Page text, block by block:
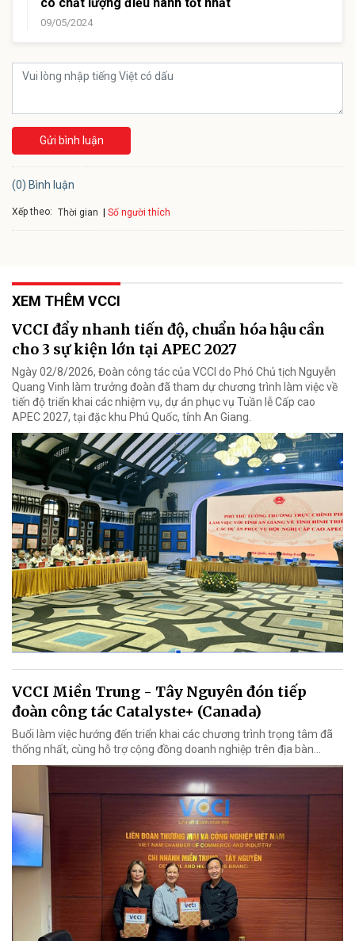
09/05/2024
Gửi bình luận
(0) Bình luận
Xếp theo: Thời gian Số người thích
XEM THÊM VCCI
VCCI đẩy nhanh tiến độ, chuẩn hóa hậu cần
cho 3 sự kiện lớn tại APEC 2027
Ngày 02/8/2026, Đoàn công tác của VCCI do Phó Chủ tịch Nguyễn
Quang Vinh làm trưởng đoàn đã tham dự chương trình làm việc về
tiến độ triển khai các nhiệm vụ, dự án phục vụ Tuần lễ Cấp cao
APEC 2027, tại đặc khu Phú Quốc, tỉnh An Giang.
VCCI Miền Trung - Tây Nguyên đón tiếp
đoàn công tác Catalyste+ (Canada)
Buổi làm việc hướng đến triển khai các chương trình trọng tâm đã
thống nhất, cùng hỗ trợ cộng đồng doanh nghiệp trên địa bàn...